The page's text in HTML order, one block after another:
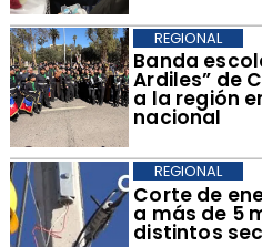
​Banda
Ardiles” de
a la región
nacional
REGIONAL
Corte de
a más de 5
distintos
REGIONAL